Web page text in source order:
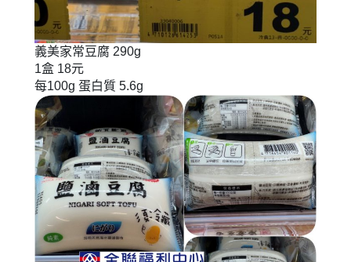
義美家常豆腐 290g
1盒 18元
每100g 蛋白質 5.6g